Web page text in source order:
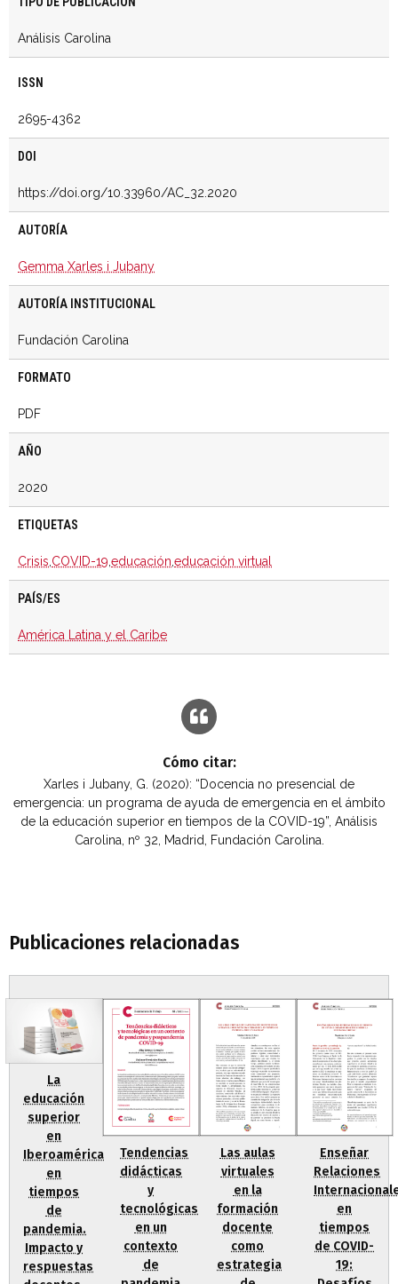
Análisis Carolina
ISSN
2695-4362
DOI
https://doi.org/10.33960/AC_32.2020
AUTORÍA
Gemma Xarles i Jubany
AUTORÍA INSTITUCIONAL
Fundación Carolina
FORMATO
PDF
AÑO
2020
ETIQUETAS
Crisis,COVID-19,educación,educación virtual
PAÍS/ES
América Latina y el Caribe
Cómo citar:
Xarles i Jubany, G. (2020): “Docencia no presencial de
emergencia: un programa de ayuda de emergencia en el ámbito
de la educación superior en tiempos de la COVID-19”, Análisis
Carolina, nº 32, Madrid, Fundación Carolina.
Publicaciones relacionadas
La
educación
superior
en
Iberoamérica
en
tiempos
de
pandemia.
Impacto y
respuestas
Tendencias
didácticas
y
tecnológicas
en un
contexto
de
Las aulas
virtuales
en la
formación
docente
como
estrategia
Enseñar
Relaciones
en
tiempos
de COVID-
19: